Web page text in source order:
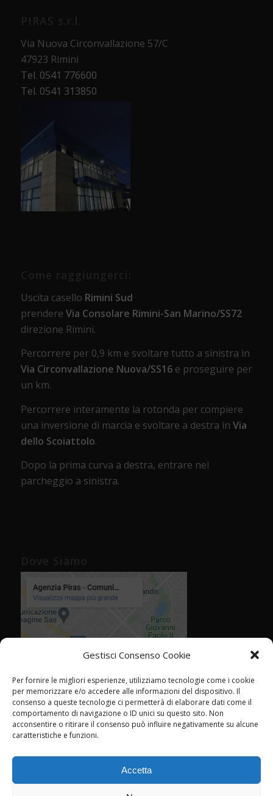
Gestisci Consenso Cookie
Per fornire le migliori esperienze, utilizziamo tecnologie come i cookie
per memorizzare e/o accedere alle informazioni del dispositivo. Il
consenso a queste tecnologie ci permetterà di elaborare dati come il
comportamento di navigazione o ID unici su questo sito. Non
acconsentire o ritirare il consenso può influire negativamente su alcune
caratteristiche e funzioni.
Accetta
Via Nuova Circonvallazione 57/C
47923 Rimini
Tel. 0541 776600
Tel. 0541 313850
Uscita casello Rimini Sud
prendere Via Consolare Rimini-San Marino/SS72
direzione Rimini.
Percorrere per 0,9 km e svoltare tutto a sinistra in
Via Circonvallazione Nuova/SS16e proseguire per
un km.
Percorrere interamente la rotonda per compiere
una inversione di marcia e svoltare a destra in Via
dello Scoiattolo.
Dopo la prima curva a destra, entrare nel
parcheggio a sinistra.